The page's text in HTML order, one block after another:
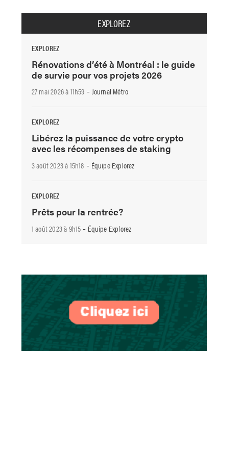
EXPLOREZ
EXPLOREZ
Rénovations d’été à Montréal : le guide
de survie pour vos projets 2026
27 mai 2026 à 11h59 -Journal Métro
EXPLOREZ
Libérez la puissance de votre crypto
avec les récompenses de staking
3 août 2023 à 15h18 - Équipe Explorez
EXPLOREZ
Prêts pour la rentrée?
1 août 2023 à 9h15 - Équipe Explorez